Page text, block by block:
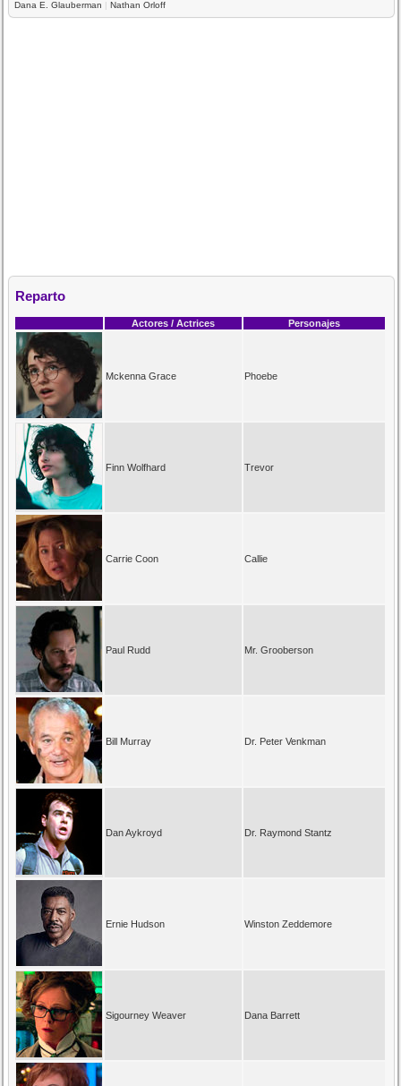
Dana E. Glauberman |Nathan Orloff
Reparto
Actores / Actrices Personajes
Mckenna Grace Phoebe
Finn Wolfhard Trevor
Carrie Coon Callie
Paul Rudd Mr. Grooberson
Bill Murray Dr. Peter Venkman
Dan Aykroyd Dr. Raymond Stantz
Ernie Hudson Winston Zeddemore
Sigourney Weaver Dana Barrett